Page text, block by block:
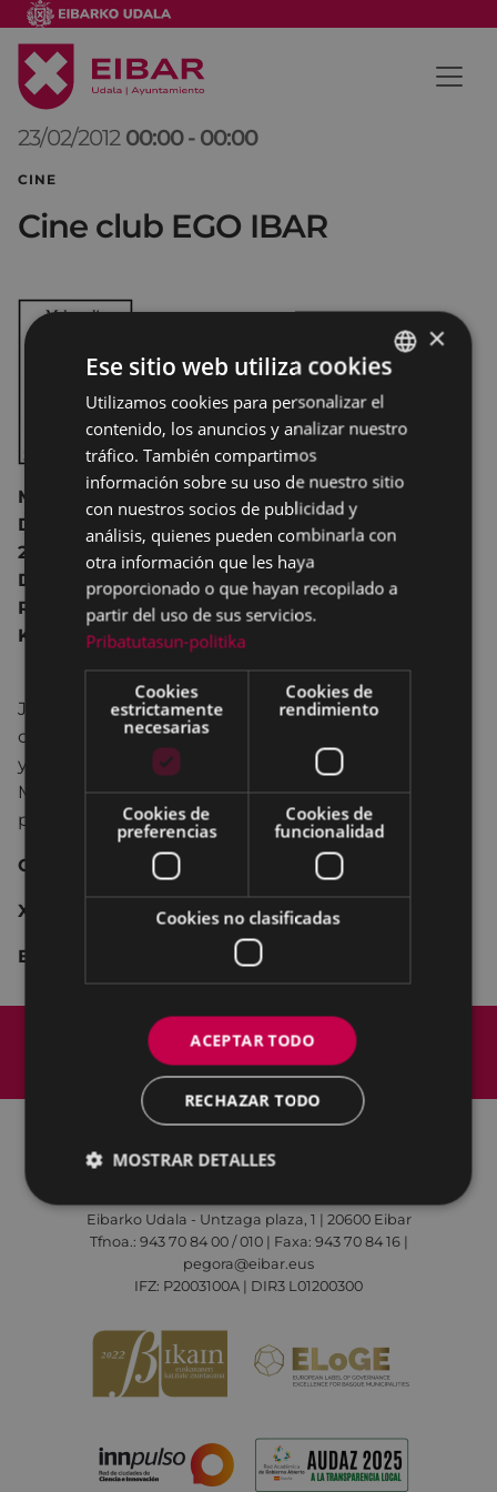
23/02/2012 00:00 - 00:00
CINE
Cine club EGO IBAR
MELANCOLÍA
Dinamarca, Suecia, Francia, Alemania e Italia
2011 139 m.
Dirección: Lars von Trier
Reparto: Kirsten Dunst, Charlotte Gainsbourg,
Kiefer Sutherland
Justine y Michael dan una suntuosa fiesta para
celebrar su boda en casa de la hermana de la novia
y de su marido. Mientras tanto, el planeta
Melancolía avanza hacia la Tierra en esta película
psicológica y catastrofista de Lars von Trier.
Complejo Educativo 17:30 - 21:00 2€
XXXV JORNADAS DE TEATRO DE EIBAR
EL TEATRO EN EL CINE
Mapa del Sitio
Aviso legal
Política de cookies
Contacto
Accesibilidad
Eibarko Udala - Untzaga plaza, 1 | 20600 Eibar
Tfnoa.: 943 70 84 00 / 010 | Faxa: 943 70 84 16 |
pegora@eibar.eus
IFZ: P2003100A | DIR3 L01200300
BASQUE
SPANISH
×
Ese sitio web utiliza cookies
Utilizamos cookies para personalizar el
contenido, los anuncios y analizar nuestro
tráfico. También compartimos
información sobre su uso de nuestro sitio
con nuestros socios de publicidad y
análisis, quienes pueden combinarla con
otra información que les haya
proporcionado o que hayan recopilado a
partir del uso de sus servicios.
Pribatutasun-politika
Cookies
estrictamente
necesarias
Cookies de
rendimiento
Cookies de
preferencias
Cookies de
funcionalidad
Cookies no clasificadas
ACEPTAR TODO
RECHAZAR TODO
MOSTRAR DETALLES